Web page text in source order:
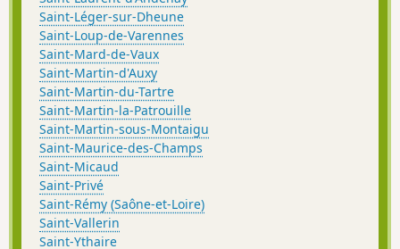
Saint-Léger-sur-Dheune
Saint-Loup-de-Varennes
Saint-Mard-de-Vaux
Saint-Martin-d'Auxy
Saint-Martin-du-Tartre
Saint-Martin-la-Patrouille
Saint-Martin-sous-Montaigu
Saint-Maurice-des-Champs
Saint-Micaud
Saint-Privé
Saint-Rémy (Saône-et-Loire)
Saint-Vallerin
Saint-Ythaire